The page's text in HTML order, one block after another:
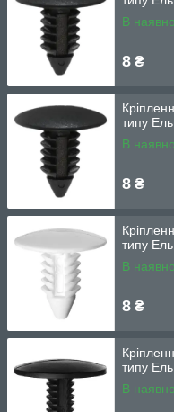
В
8 ₴
типу
В
8 ₴
типу
В
8 ₴
типу
В